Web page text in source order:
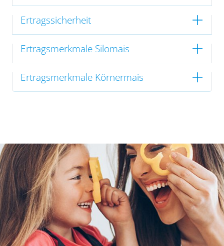
Ertragssicherheit
Ertragsmerkmale Silomais
Ertragsmerkmale Körnermais